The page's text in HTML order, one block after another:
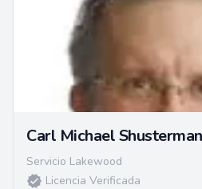
Carl Michael Shusterman
Servicio Lakewood
Licencia Verificada